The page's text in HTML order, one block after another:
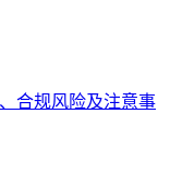
合规风险及注意事